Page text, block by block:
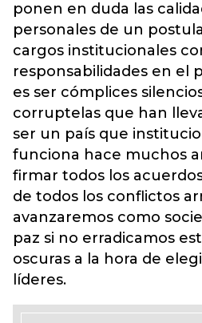
ponen en duda las
personales de un
cargos institucionales
responsabilidades en el
es ser cómplices
corruptelas que han
ser un país que
funciona hace muchos
firmar todos los
de todos los conflictos
avanzaremos como
paz si no erradicamos
oscuras a la hora de
líderes.